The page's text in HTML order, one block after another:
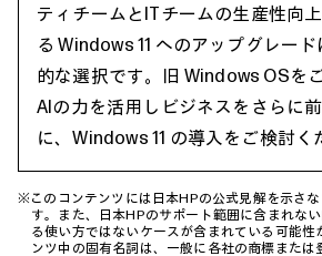
ティチームとITチームの生産性向
る Windows 11 へのアップグレー
的な選択です。旧 Windows OSを
AIの力を活用しビジネスをさらに
に、Windows 11 の導入をご検討く
※このコンテンツには日本HPの公式見解を示さ
す。また、日本HPのサポート範囲に含まれな
る使い方ではないケースが含まれている可能性
ンツ中の固有名詞は、一般に各社の商標または